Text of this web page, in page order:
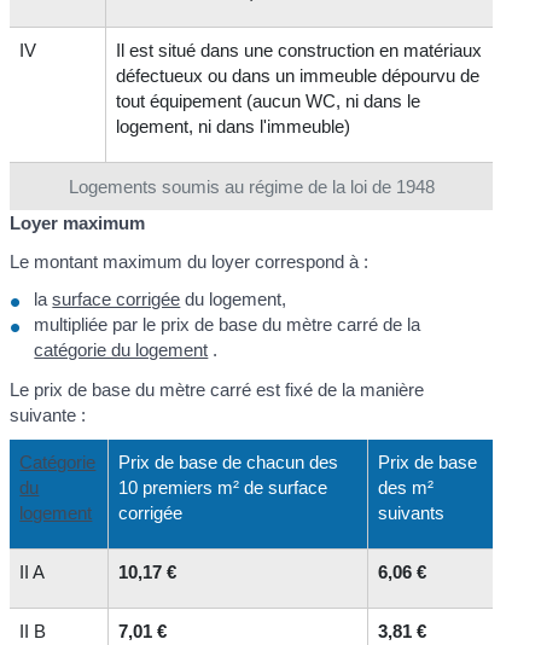
Logements soumis au régime de la loi de 1948
IV
Il est situé dans une construction en matériaux
défectueux ou dans un immeuble dépourvu de
tout équipement (aucun WC, ni dans le
logement, ni dans l'immeuble)
Loyer maximum
Le montant maximum du loyer correspond à :
lasurface corrigée du logement,
multipliée par le prix de base du mètre carré de la
catégorie du logement .
Le prix de base du mètre carré est fixé de la manière
suivante :
Catégorie
du
logement
Prix de base de chacun des
10 premiers m² de surface
corrigée
Prix de base
des m²
suivants
II A 10,17 € 6,06 €
II B 7,01 € 3,81 €